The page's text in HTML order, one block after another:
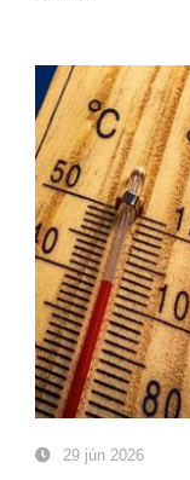
29 jún 2026